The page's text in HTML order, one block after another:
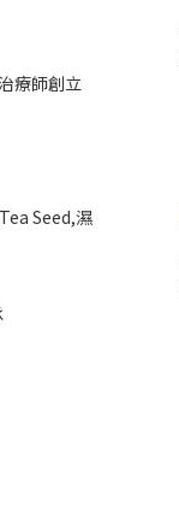
療師創立